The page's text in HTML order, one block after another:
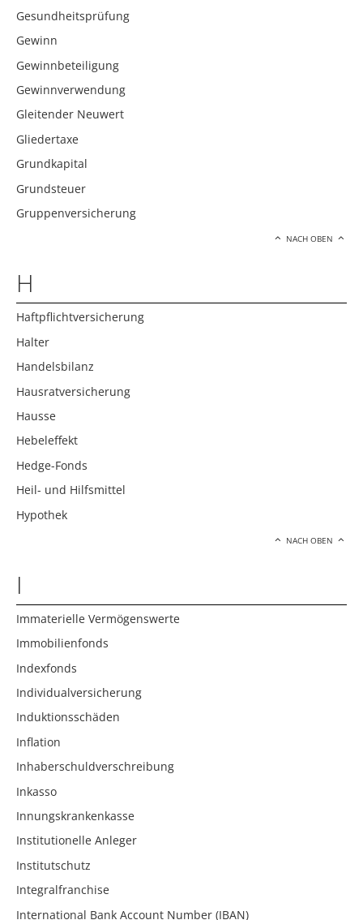
Gesundheitsprüfung
Gewinn
Gewinnbeteiligung
Gewinnverwendung
Gleitender Neuwert
Gliedertaxe
Grundkapital
Grundsteuer
Gruppenversicherung
NACH OBEN
H
Haftpflichtversicherung
Halter
Handelsbilanz
Hausratversicherung
Hausse
Hebeleffekt
Hedge-Fonds
Heil- und Hilfsmittel
Hypothek
NACH OBEN
I
Immaterielle Vermögenswerte
Immobilienfonds
Indexfonds
Individualversicherung
Induktionsschäden
Inflation
Inhaberschuldverschreibung
Inkasso
Innungskrankenkasse
Institutionelle Anleger
Institutschutz
Integralfranchise
International Bank Account Number (IBAN)